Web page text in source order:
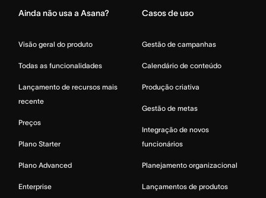
Ainda não usa a Asana?
Visão geral do produto
Todas as funcionalidades
Lançamento de recursos mais
recente
Preços
Plano Starter
Plano Advanced
Enterprise
Casos de uso
Gestão de campanhas
Calendário de conteúdo
Produção criativa
Gestão de metas
Integração de novos
funcionários
Planejamento organizacional
Lançamentos de produtos